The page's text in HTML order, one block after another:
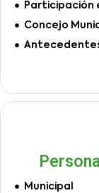
Participación
Concejo
Municipal